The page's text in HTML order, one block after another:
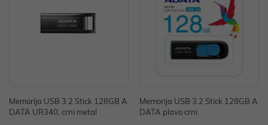
Memorija USB 3.2 Stick 128GB A
DATA UR340, crni metal
Memorija USB 3.2 Stick 128GB A
DATA plavo crni